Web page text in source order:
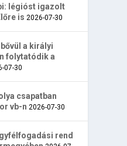
légióst igazolt
is 2026-07-30
a királyi
folytatódik a
07-30
csapatban
vb-n 2026-07-30
rend